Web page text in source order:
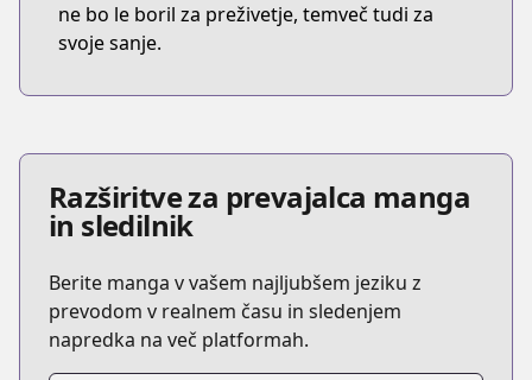
ne bo le boril za preživetje, temveč tudi za
svoje sanje.
Razširitve za prevajalca manga
in sledilnik
Berite manga v vašem najljubšem jeziku z
prevodom v realnem času in sledenjem
napredka na več platformah.